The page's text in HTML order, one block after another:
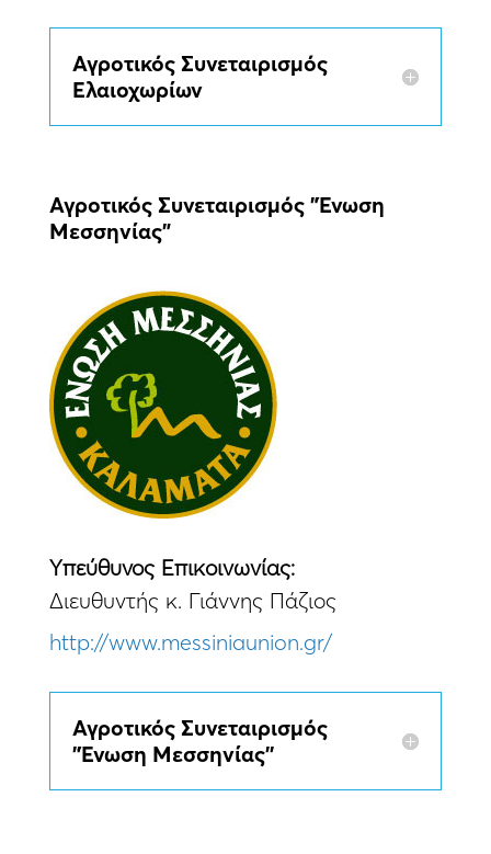
Αγροτικός Συνεταιρισμός
Ελαιοχωρίων
Αγροτικός Συνεταιρισμός ”Ένωση
Μεσσηνίας”
Yπεύθυνος Eπικοινωνίας:
Διευθυντής κ. Γιάννης Πάζιος
http://www.messiniaunion.gr/
Αγροτικός Συνεταιρισμός
''Ένωση Μεσσηνίας''